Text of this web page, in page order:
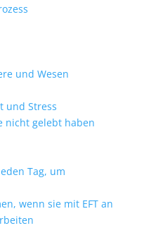
und Wesen
und Stress
nicht gelebt haben
Tag, um
wenn sie mit EFT an